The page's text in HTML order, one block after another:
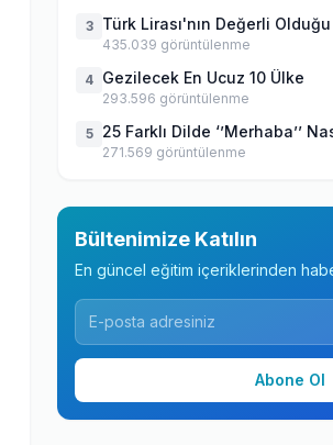
3 Türk Lirası'nın Değerli
435.039 görüntülenme
4 Gezilecek En Ucuz 10 Ülke
293.596 görüntülenme
5 25 Farklı Dilde ‘’Merhaba’’
271.569 görüntülenme
Bültenimize Katılın
En güncel eğitim içeriklerinden
Abone Ol